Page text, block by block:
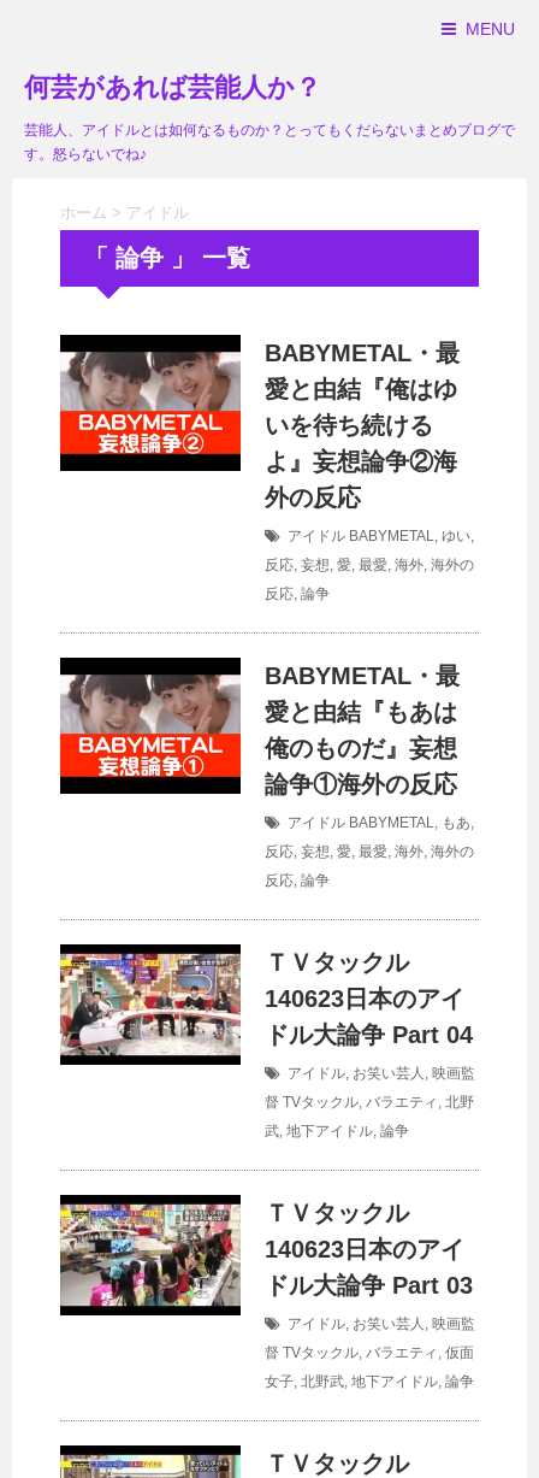
MENU
何芸があれば芸能人か？
芸能人、アイドルとは如何なるものか？とってもくだらないまとめブログで
す。怒らないでね♪
ホーム > アイドル
「 論争 」 一覧
BABYMETAL・最
愛と由結『俺はゆ
いを待ち続ける
よ』妄想論争②海
外の反応
アイドル BABYMETAL, ゆい,
反応, 妄想, 愛, 最愛, 海外, 海外の
反応, 論争
BABYMETAL・最
愛と由結『もあは
俺のものだ』妄想
論争①海外の反応
アイドル BABYMETAL, もあ,
反応, 妄想, 愛, 最愛, 海外, 海外の
反応, 論争
ＴＶタックル
140623日本のアイ
ドル大論争 Part 04
アイドル, お笑い芸人 , 映画監
督 TVタックル, バラエティ , 北野
武, 地下アイドル, 論争
ＴＶタックル
140623日本のアイ
ドル大論争 Part 03
アイドル, お笑い芸人 , 映画監
督 TVタックル, バラエティ , 仮面
女子, 北野武, 地下アイドル, 論争
ＴＶタックル